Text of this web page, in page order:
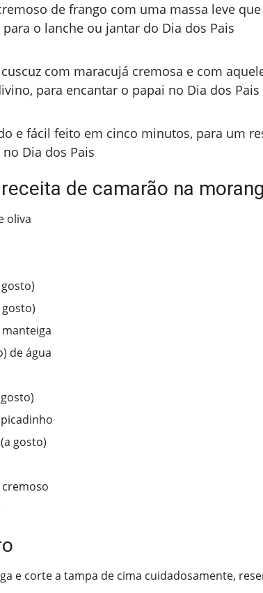
de frango com uma massa leve
para o lanche ou jantar do Dia dos Pais
com maracujá cremosa e com
para encantar o papai no Dia dos Pais
e fácil feito em cinco minutos, para um
Dia dos Pais
de camarão na
oliva
de água
gosto)
e corte a tampa de cima cuidadosamente,